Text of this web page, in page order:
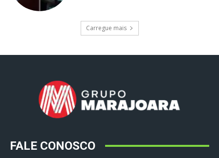
Carregue mais
FALE CONOSCO